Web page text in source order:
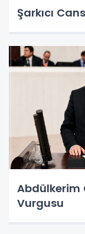
Şarkıcı
Abdülkerim
Vurgusu